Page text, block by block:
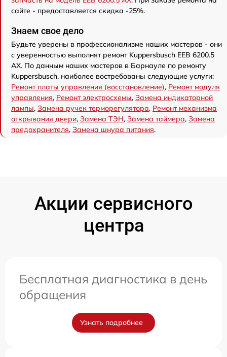
сайте - предоставляется скидка -25%.
Знаем свое дело
Будьте уверены в профессионализме наших мастеров - они
с уверенностью выполнят ремонт Kuppersbusch EEB 6200.5
AX. По данным наших мастеров в Барнауле по ремонту
Kuppersbusch, наиболее востребованы следующие услуги:
Ремонт платы управления (восстановление), Ремонт модуля
управления, Ремонт электросхемы, Замена индикаторной
лампы, Замена ручек терморегулятора, Ремонт механизма
открывания двери, Замена ТЭН, Замена таймера, Замена
предохранителя, Замена шнура питания.
Акции сервисного
центра
Бесплатная диагностика в день
обращения
Узнать подробнее